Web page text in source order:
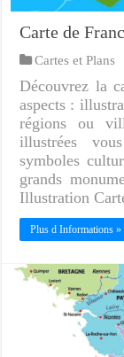
Carte de
Cartes et Plans
Découvrez la
aspects :
régions ou
illustrées
symboles
grands
Illustration
Plus d Informations »